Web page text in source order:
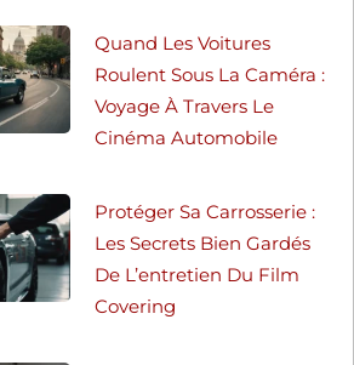
Quand Les Voitures
Roulent Sous La Caméra :
Voyage À Travers Le
Cinéma Automobile
Protéger Sa Carrosserie :
Les Secrets Bien Gardés
De L’entretien Du Film
Covering